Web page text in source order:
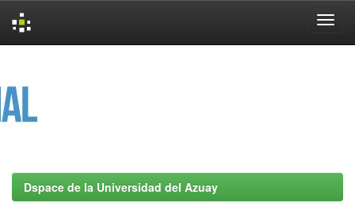
Dspace de la Universidad del Azuay